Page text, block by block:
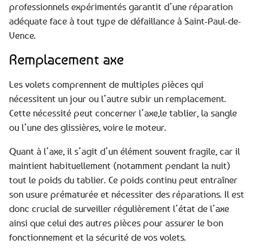
professionnels expérimentés garantit d’une réparation
adéquate face à tout type de défaillance à Saint-Paul-de-
Vence.
Remplacement axe
Les volets comprennent de multiples pièces qui
nécessitent un jour ou l’autre subir un remplacement.
Cette nécessité peut concerner l’axe,le tablier, la sangle
ou l’une des glissières, voire le moteur.
Quant à l’axe, il s’agit d’un élément souvent fragile, car il
maintient habituellement (notamment pendant la nuit)
tout le poids du tablier. Ce poids continu peut entraîner
son usure prématurée et nécessiter des réparations. Il est
donc crucial de surveiller régulièrement l’état de l’axe
ainsi que celui des autres pièces pour assurer le bon
fonctionnement et la sécurité de vos volets.